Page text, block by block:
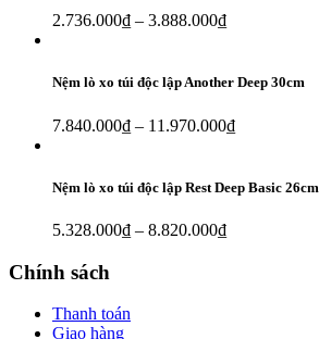
2.736.000₫ – 3.888.000₫
Nệm lò xo túi độc lập Another Deep 30cm
7.840.000₫ – 11.970.000₫
Nệm lò xo túi độc lập Rest Deep Basic 26cm
5.328.000₫ – 8.820.000₫
Chính sách
Thanh toán
Giao hàng